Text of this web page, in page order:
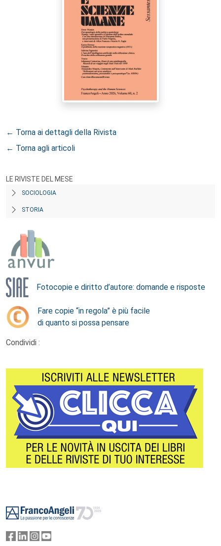
← Torna ai dettagli della Rivista
← Torna agli articoli
LE RIVISTE DEL MESE
SOCIOLOGIA
STORIA
Fotocopie e diritto d’autore: domande e risposte
Fare copie “in regola” è più facile
di quanto si possa pensare
Condividi :